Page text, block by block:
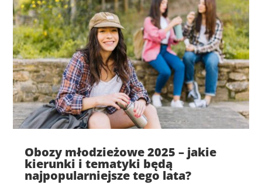
Obozy młodzieżowe 2025 – jakie
kierunki i tematyki będą
najpopularniejsze tego lata?